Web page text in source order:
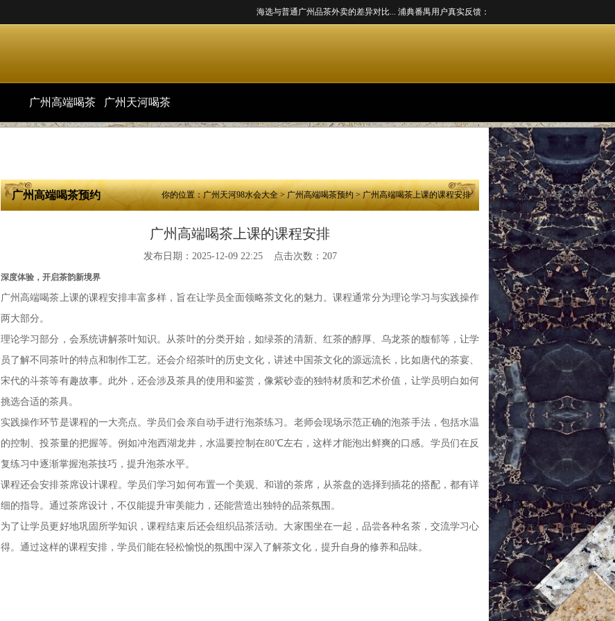
海选与普通广州品茶外卖的差异对比... 浦典番禺用户真实反馈：服务升级与体验优化...
广州高端喝茶 广州天河喝茶
广州高端喝茶预约 你的位置：广州天河98水会大全> 广州高端喝茶预约> 广州高端喝茶上课的课程安排
广州高端喝茶上课的课程安排
发布日期：2025-12-09 22:25 点击次数：207
深度体验，开启茶韵新境界
广州高端喝茶上课的课程安排丰富多样，旨在让学员全面领略茶文化的魅力。课程通常分为理论学习与实践操作
两大部分。
理论学习部分，会系统讲解茶叶知识。从茶叶的分类开始，如绿茶的清新、红茶的醇厚、乌龙茶的馥郁等，让学
员了解不同茶叶的特点和制作工艺。还会介绍茶叶的历史文化，讲述中国茶文化的源远流长，比如唐代的茶宴、
宋代的斗茶等有趣故事。此外，还会涉及茶具的使用和鉴赏，像紫砂壶的独特材质和艺术价值，让学员明白如何
挑选合适的茶具。
实践操作环节是课程的一大亮点。学员们会亲自动手进行泡茶练习。老师会现场示范正确的泡茶手法，包括水温
的控制、投茶量的把握等。例如冲泡西湖龙井，水温要控制在80℃左右，这样才能泡出鲜爽的口感。学员们在反
复练习中逐渐掌握泡茶技巧，提升泡茶水平。
课程还会安排茶席设计课程。学员们学习如何布置一个美观、和谐的茶席，从茶盘的选择到插花的搭配，都有详
细的指导。通过茶席设计，不仅能提升审美能力，还能营造出独特的品茶氛围。
为了让学员更好地巩固所学知识，课程结束后还会组织品茶活动。大家围坐在一起，品尝各种名茶，交流学习心
得。通过这样的课程安排，学员们能在轻松愉悦的氛围中深入了解茶文化，提升自身的修养和品味。